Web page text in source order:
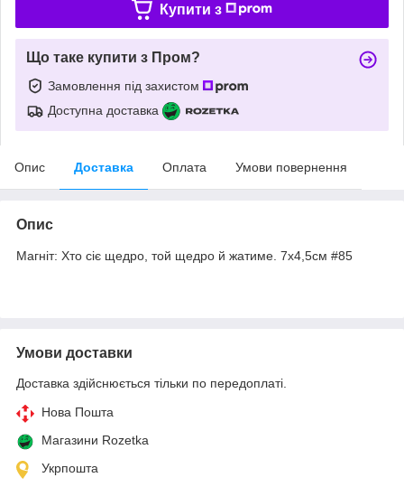
Купити з
Що таке купити з Пром?
Замовлення під захистом
Доступна доставка
Опис Доставка Оплата Умови повернення
Опис
Магніт: Хто сіє щедро, той щедро й жатиме. 7х4,5см #85
Умови доставки
Доставка здійснюється тільки по передоплаті.
Нова Пошта
Магазини Rozetka
Укрпошта